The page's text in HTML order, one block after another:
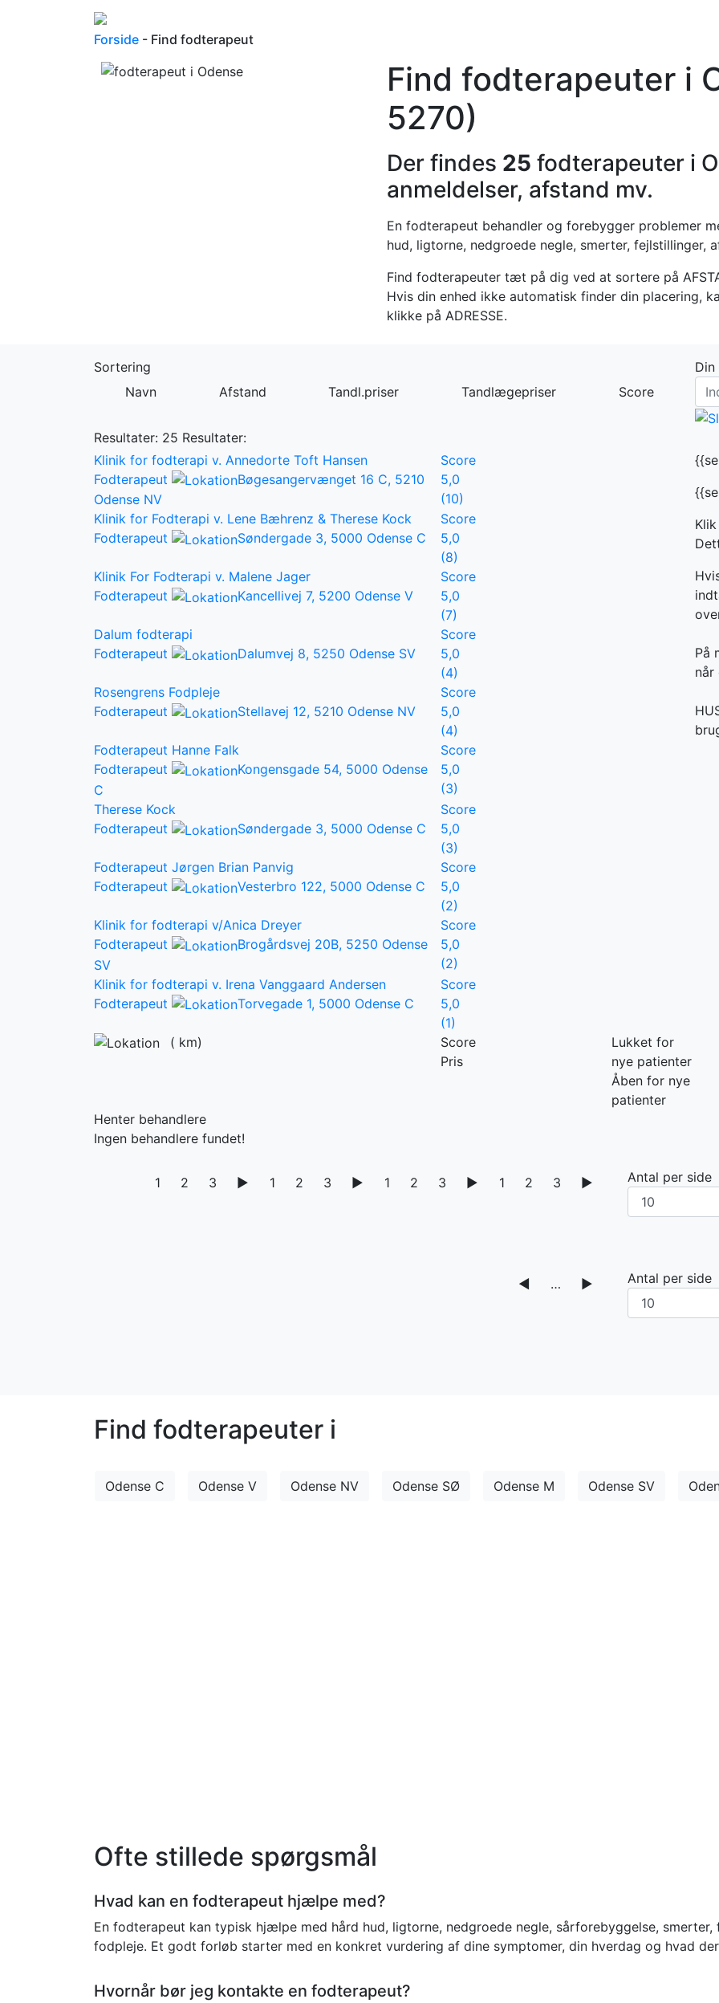
Forside - Find fodterapeut
Find fodterapeuter i
5270)
Der findes 25 fodterapeuter i
anmeldelser, afstand mv.
En fodterapeut behandler og forebygger problemer
hud, ligtorne, nedgroede negle, smerter, fejlstillinger,
Find fodterapeuter tæt på dig ved at sortere på
Hvis din enhed ikke automatisk finder din placering,
klikke på ADRESSE.
Sortering
Navn
Afstand Tandl.priser Tandlægepriser Score
Resultater: 25 Resultater:
Klinik for fodterapi v. Annedorte Toft Hansen
Fodterapeut
Bøgesangervænget 16 C, 5210
Odense NV
Score
5,0
(10)
Klinik for Fodterapi v. Lene Bæhrenz & Therese Kock
Fodterapeut
Søndergade 3, 5000 Odense C
Score
5,0
(8)
Klinik For Fodterapi v. Malene Jager
Fodterapeut
Kancellivej 7, 5200 Odense V
Score
5,0
(7)
Dalum fodterapi
Fodterapeut
Dalumvej 8, 5250 Odense SV
Score
5,0
(4)
Rosengrens Fodpleje
Fodterapeut
Stellavej 12, 5210 Odense NV
Score
5,0
(4)
Fodterapeut Hanne Falk
Fodterapeut
Kongensgade 54, 5000 Odense
C
Score
5,0
(3)
Therese Kock
Fodterapeut
Søndergade 3, 5000 Odense C
Score
5,0
(3)
Fodterapeut Jørgen Brian Panvig
Fodterapeut
Vesterbro 122, 5000 Odense C
Score
5,0
(2)
Klinik for fodterapi v/Anica Dreyer
Fodterapeut
Brogårdsvej 20B, 5250 Odense
SV
Score
5,0
(2)
Klinik for fodterapi v. Irena Vanggaard Andersen
Fodterapeut
Torvegade 1, 5000 Odense C
Score
5,0
(1)
( km)
Score
Pris
Lukket for
nye patienter
Åben for nye
patienter
Henter behandlere
Ingen behandlere fundet!
På
når
1 2 3 ▶ 1 2 3 ▶ 1 2 3 ▶ 1 2 3 ▶ Antal per side
◀ … ▶ Antal per side
Find fodterapeuter i
Odense C Odense V Odense NV Odense SØ Odense M Odense SV
Ofte stillede spørgsmål
Hvad kan en fodterapeut hjælpe med?
En fodterapeut kan typisk hjælpe med hård hud, ligtorne, nedgroede negle, sårforebyggelse,
fodpleje. Et godt forløb starter med en konkret vurdering af dine symptomer, din hverdag og hvad
Hvornår bør jeg kontakte en fodterapeut?